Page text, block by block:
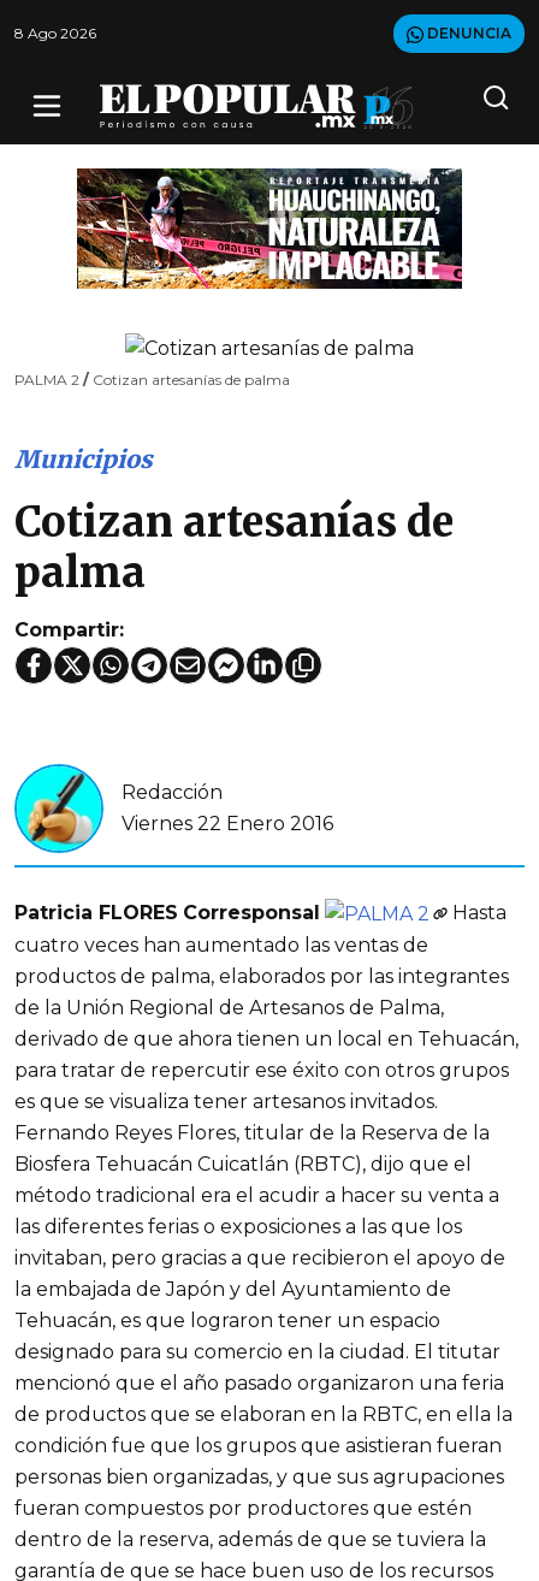
8 Ago 2026 DENUNCIA
PALMA 2 / Cotizan artesanías de palma
Municipios
Cotizan artesanías de
palma
Compartir:
Redacción
Viernes 22 Enero 2016
Patricia FLORES Corresponsal
Hasta
cuatro veces han aumentado las ventas de
productos de palma, elaborados por las integrantes
de la Unión Regional de Artesanos de Palma,
derivado de que ahora tienen un local en Tehuacán,
para tratar de repercutir ese éxito con otros grupos
es que se visualiza tener artesanos invitados.
Fernando Reyes Flores, titular de la Reserva de la
Biosfera Tehuacán Cuicatlán (RBTC), dijo que el
método tradicional era el acudir a hacer su venta a
las diferentes ferias o exposiciones a las que los
invitaban, pero gracias a que recibieron el apoyo de
la embajada de Japón y del Ayuntamiento de
Tehuacán, es que lograron tener un espacio
designado para su comercio en la ciudad. El titutar
mencionó que el año pasado organizaron una feria
de productos que se elaboran en la RBTC, en ella la
condición fue que los grupos que asistieran fueran
personas bien organizadas, y que sus agrupaciones
fueran compuestos por productores que estén
dentro de la reserva, además de que se tuviera la
garantía de que se hace buen uso de los recursos